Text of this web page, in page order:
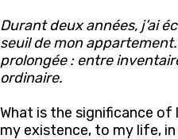
Durant deux années, j’ai
seuil de mon
prolongée : entre
ordinaire.
What is the significance
my existence, to my life,